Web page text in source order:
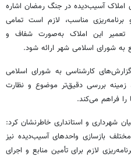
آسیب‌دیده در جنگ رمضان اشاره
مناسب، لازم است تمامی
تعمیر این املاک به‌صورت شفاف و
شورای اسلامی شهر ارائه شود.
کارشناسی به شورای اسلامی
بررسی دقیق‌تر موضوع و نظارت
را فراهم می‌کند.
شهرداری و استانداری خاطرنشان کرد:
بازسازی واحدهای آسیب‌دیده نیز
لازم برای تأمین منابع و اجرای